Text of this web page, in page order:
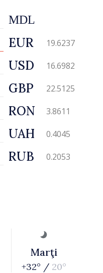
MDL
EUR 19.6237
USD 16.6982
GBP 22.5125
RON 3.8611
UAH 0.4045
RUB 0.2053
Marţi
+32° / 20°